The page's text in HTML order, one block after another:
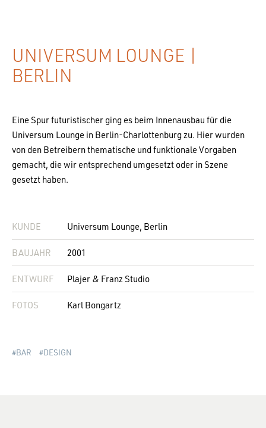
UNIVERSUM LOUNGE |
BERLIN
Eine Spur futuristischer ging es beim Innenausbau für die
Universum Lounge in Berlin-Charlottenburg zu. Hier wurden
von den Betreibern thematische und funktionale Vorgaben
gemacht, die wir entsprechend umgesetzt oder in Szene
gesetzt haben.
KUNDE Universum Lounge, Berlin
BAUJAHR 2001
ENTWURF Plajer & Franz Studio
FOTOS Karl Bongartz
BAR DESIGN